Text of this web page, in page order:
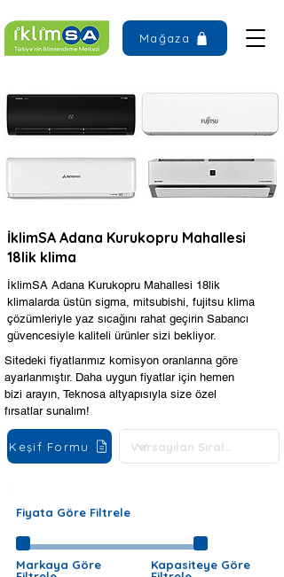
Mağaza
İklimSA Adana Kurukopru Mahallesi
18lik klima
İklimSA Adana Kurukopru Mahallesi 18lik
klimalarda üstün sigma, mitsubishi, fujitsu klima
çözümleriyle yaz sıcağını rahat geçirin Sabancı
güvencesiyle kaliteli ürünler sizi bekliyor.
Sitedeki fiyatlarımız komisyon oranlarına göre
ayarlanmıştır. Daha uygun fiyatlar için hemen
bizi arayın, Teknosa altyapısıyla size özel
fırsatlar sunalım!
Keşif Formu
Fiyata Göre Filtrele
Markaya Göre
Kapasiteye Göre